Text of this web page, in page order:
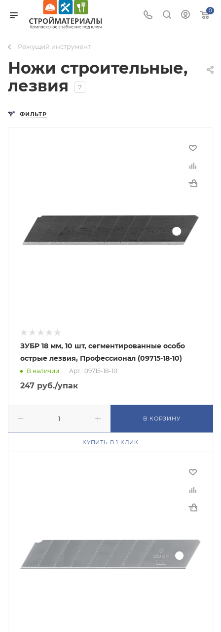
0
Режущий инструмент
Ножи строительные,
лезвия
7
ФИЛЬТР
ЗУБР 18 мм, 10 шт, сегментированные особо
острые лезвия, Профессионал (09715-18-10)
В наличии Арт.: 09715-18-10
247 руб./упак
В КОРЗИНУ
КУПИТЬ В 1 КЛИК